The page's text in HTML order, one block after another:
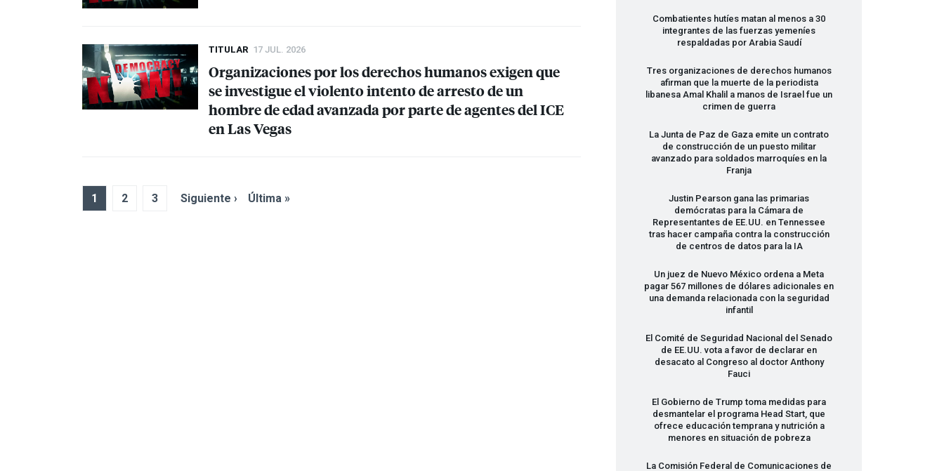
TITULAR 17 JUL. 2026
Organizaciones por los derechos humanos exigen que
se investigue el violento intento de arresto de un
hombre de edad avanzada por parte de agentes delICE
en Las Vegas
1 2 3 Siguiente › Última »
Combatientes hutíes matan al menos a 30
integrantes de las fuerzas yemeníes
respaldadas por Arabia Saudí
Tres organizaciones de derechos humanos
afirman que la muerte de la periodista
libanesa Amal Khalil a manos de Israel fue un
crimen de guerra
La Junta de Paz de Gaza emite un contrato
de construcción de un puesto militar
avanzado para soldados marroquíes en la
Franja
Justin Pearson gana las primarias
demócratas para la Cámara de
Representantes de EE.UU. en Tennessee
tras hacer campaña contra la construcción
de centros de datos para la IA
Un juez de Nuevo México ordena a Meta
pagar 567 millones de dólares adicionales en
una demanda relacionada con la seguridad
infantil
El Comité de Seguridad Nacional del Senado
de EE.UU. vota a favor de declarar en
desacato al Congreso al doctor Anthony
Fauci
El Gobierno de Trump toma medidas para
desmantelar el programa Head Start, que
ofrece educación temprana y nutrición a
menores en situación de pobreza
La Comisión Federal de Comunicaciones de